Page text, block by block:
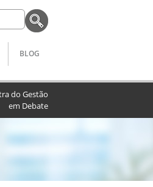
BLOG
do Gestão
em Debate